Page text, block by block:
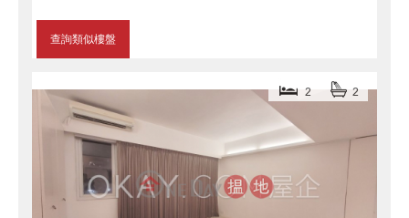
查詢類似樓盤
2 2